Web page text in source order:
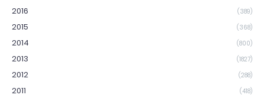
2016 (389)
2015 (368)
2014 (800)
2013 (1827)
2012 (288)
2011 (418)